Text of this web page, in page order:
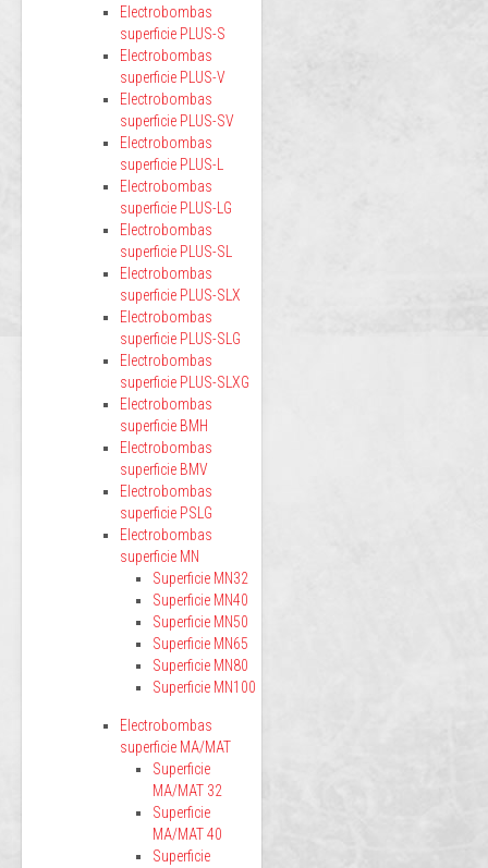
Electrobombas
superficie PLUS-S
Electrobombas
superficie PLUS-V
Electrobombas
superficie PLUS-SV
Electrobombas
superficie PLUS-L
Electrobombas
superficie PLUS-LG
Electrobombas
superficie PLUS-SL
Electrobombas
superficie PLUS-SLX
Electrobombas
superficie PLUS-SLG
Electrobombas
superficie PLUS-SLXG
Electrobombas
superficie BMH
Electrobombas
superficie BMV
Electrobombas
superficie PSLG
Electrobombas
superficie MN
Superficie MN32
Superficie MN40
Superficie MN50
Superficie MN65
Superficie MN80
Superficie MN100
Electrobombas
superficie MA/MAT
Superficie
MA/MAT 32
Superficie
MA/MAT 40
Superficie